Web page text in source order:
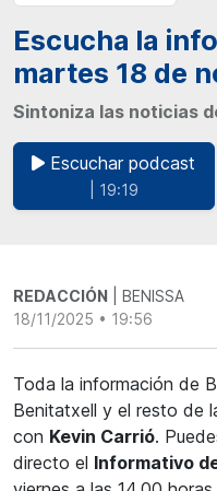
Escucha la
martes 18 de
Sintoniza las noticias
Escuchar podcast
| 19:19
REDACCIÓN | BENISSA
18/11/2025 • 19:56
Toda la información de
Benitatxell y el resto de
con Kevin Carrió.
directo el Informativo